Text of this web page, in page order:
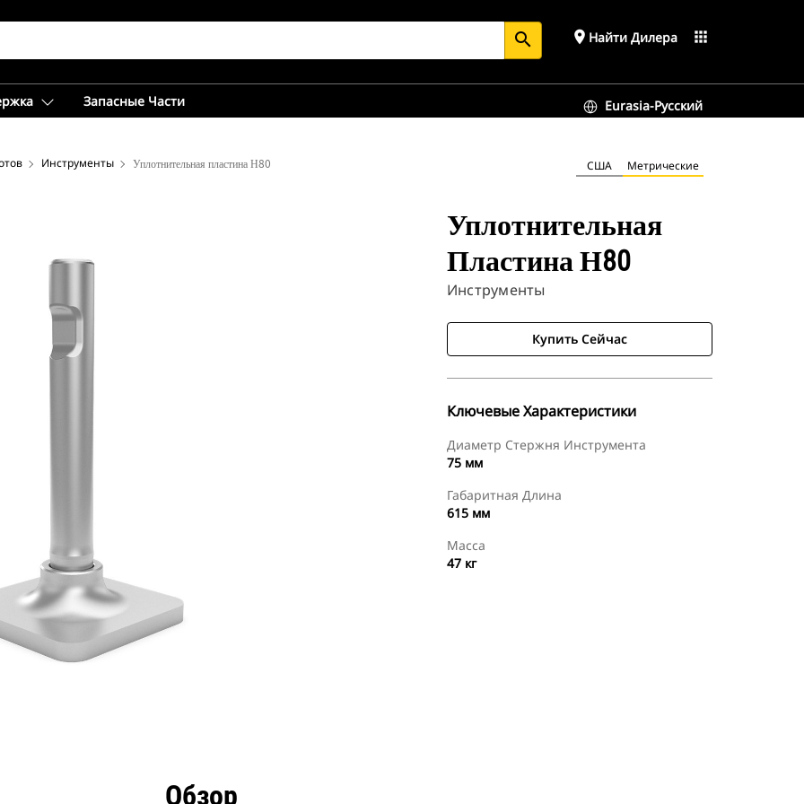
search place Найти Дилера apps
Запасные Части Eurasia-Русский
Инструменты Уплотнительная пластина Н80 США Метрические
Уплотнительная
Пластина Н80
Инструменты
Купить Сейчас
Ключевые Характеристики
Диаметр Стержня Инструмента
75 мм
Габаритная Длина
615 мм
Масса
47 кг
Обзор